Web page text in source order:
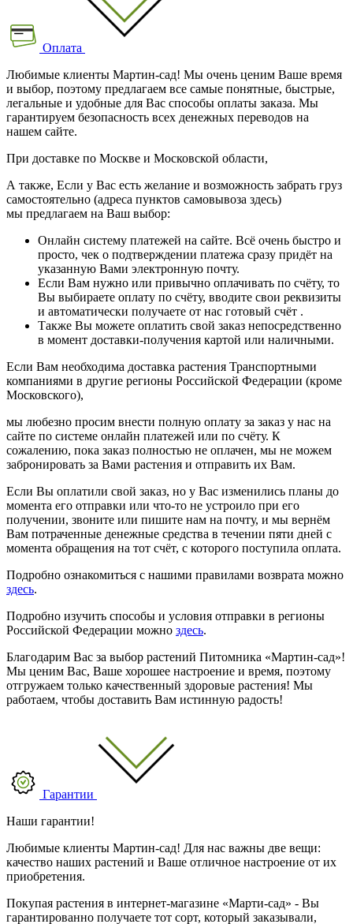
Оплата
Любимые клиенты Мартин-сад! Мы очень ценим Ваше время
и выбор, поэтому предлагаем все самые понятные, быстрые,
легальные и удобные для Вас способы оплаты заказа. Мы
гарантируем безопасность всех денежных переводов на
нашем сайте.
При доставке по Москве и Московской области,
А также, Если у Вас есть желание и возможность забрать груз
самостоятельно (адреса пунктов самовывоза здесь)
мы предлагаем на Ваш выбор:
Онлайн систему платежей на сайте. Всё очень быстро и
просто, чек о подтверждении платежа сразу придёт на
указанную Вами электронную почту.
Если Вам нужно или привычно оплачивать по счёту, то
Вы выбираете оплату по счёту, вводите свои реквизиты
и автоматически получаете от нас готовый счёт .
Также Вы можете оплатить свой заказ непосредственно
в момент доставки-получения картой или наличными.
Если Вам необходима доставка растения Транспортными
компаниями в другие регионы Российской Федерации (кроме
Московского),
мы любезно просим внести полную оплату за заказ у нас на
сайте по системе онлайн платежей или по счёту. К
сожалению, пока заказ полностью не оплачен, мы не можем
забронировать за Вами растения и отправить их Вам.
Если Вы оплатили свой заказ, но у Вас изменились планы до
момента его отправки или что-то не устроило при его
получении, звоните или пишите нам на почту, и мы вернём
Вам потраченные денежные средства в течении пяти дней с
момента обращения на тот счёт, с которого поступила оплата.
Подробно ознакомиться с нашими правилами возврата можно
здесь.
Подробно изучить способы и условия отправки в регионы
Российской Федерации можно здесь.
Благодарим Вас за выбор растений Питомника «Мартин-сад»!
Мы ценим Вас, Ваше хорошее настроение и время, поэтому
отгружаем только качественный здоровые растения! Мы
работаем, чтобы доставить Вам истинную радость!
Гарантии
Наши гарантии!
Любимые клиенты Мартин-сад! Для нас важны две вещи:
качество наших растений и Ваше отличное настроение от их
приобретения.
Покупая растения в интернет-магазине «Марти-сад» - Вы
гарантированно получаете тот сорт, который заказывали,